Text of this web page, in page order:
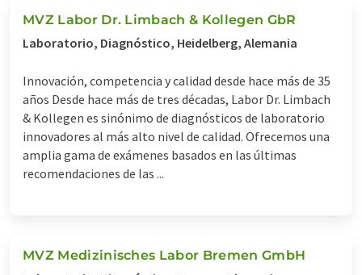
MVZ Labor Dr. Limbach & Kollegen GbR
Laboratorio, Diagnóstico, Heidelberg, Alemania
Innovación, competencia y calidad desde hace más de 35
años Desde hace más de tres décadas, Labor Dr. Limbach
& Kollegen es sinónimo de diagnósticos de laboratorio
innovadores al más alto nivel de calidad. Ofrecemos una
amplia gama de exámenes basados en las últimas
recomendaciones de las ...
MVZ Medizinisches Labor Bremen GmbH